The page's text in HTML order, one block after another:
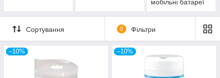
мобільні батареї
Сортування 0 Фільтри
–10% –10%